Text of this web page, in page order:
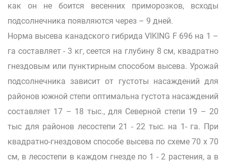
как он не боится весенних приморозков, всходы
подсолнечника появляются через – 9 дней.
Норма высева канадского гибрида VIKING F 696 на 1 –
га составляет - 3 кг, сеется на глубину 8 см, квадратно
гнездовым или пунктирным способом высева. Урожай
подсолнечника зависит от густоты насаждений для
районов южной степи оптимальна густота насаждений
составляет 17 – 18 тыс., для Северной степи 19 – 20
тыс для районов лесостепи 21 - 22 тыс. на 1- га. При
квадратно-гнездовом способе высева по схеме 70 x 70
см, в лесостепи в каждом гнезде по 1 - 2 растения, а в